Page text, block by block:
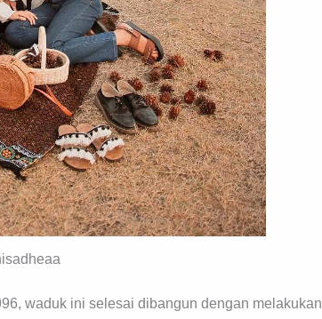
waduk ini selesai dibangun dengan melakukan